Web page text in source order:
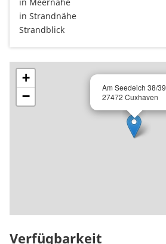
in Strandnähe
Strandblick
Am Seedeich 38/39
27472 Cuxhaven
+
−
Verfügbarkeit